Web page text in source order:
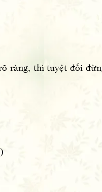
ràng, thì tuyệt đối